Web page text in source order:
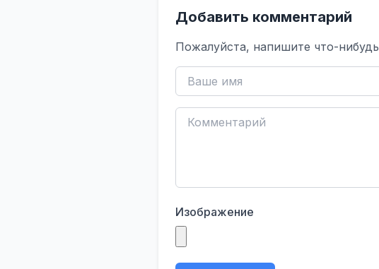
Добавить комментарий
Пожалуйста, напишите что-нибудь
Изображение